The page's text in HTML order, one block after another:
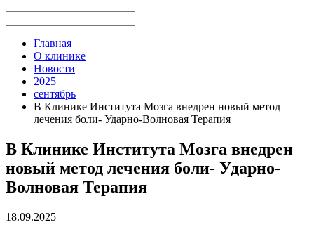
Главная
О клинике
Новости
2025
сентябрь
В Клинике Института Мозга внедрен новый метод
лечения боли- Ударно-Волновая Терапия
В Клинике Института Мозга внедрен
новый метод лечения боли- Ударно-
Волновая Терапия
18.09.2025